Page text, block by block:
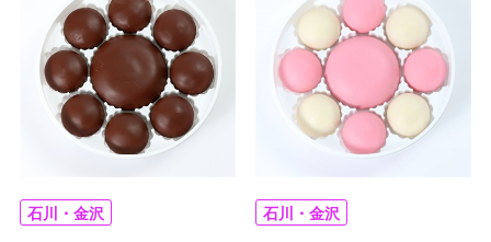
石川・金沢 石川・金沢